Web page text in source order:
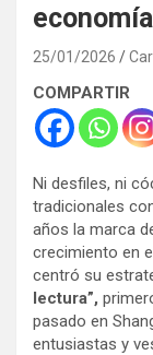
25/01/2026
COMPARTIR
Ni desfiles, ni
tradicionales
años la marca
crecimiento en
centró su
lectura”,
pasado en
entusiastas y